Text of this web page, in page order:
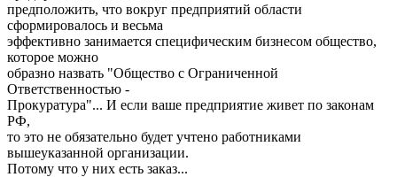
предположить, что вокруг предприятий области
сформировалось и весьма
эффективно занимается специфическим бизнесом общество,
которое можно
образно назвать "Общество с Ограниченной
Ответственностью -
Прокуратура"... И если ваше предприятие живет по законам
РФ,
то это не обязательно будет учтено работниками
вышеуказанной организации.
Потому что у них есть заказ...